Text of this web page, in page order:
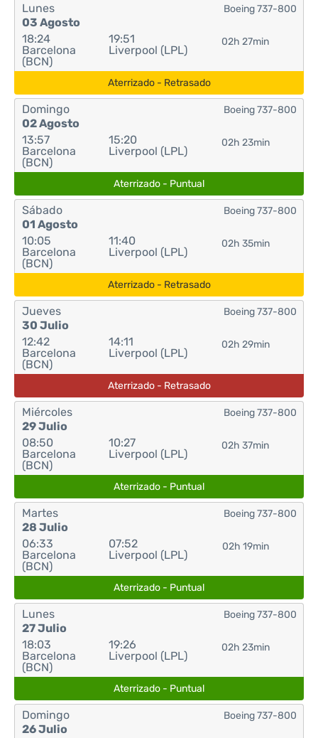
Lunes
03 Agosto
18:24
Barcelona
(BCN)
19:51
Liverpool (LPL)
02h 27min
Boeing 737-800
Aterrizado - Retrasado
Domingo
02 Agosto
13:57
Barcelona
(BCN)
15:20
Liverpool (LPL)
02h 23min
Boeing 737-800
Aterrizado - Puntual
Sábado
01 Agosto
10:05
Barcelona
(BCN)
11:40
Liverpool (LPL)
02h 35min
Boeing 737-800
Aterrizado - Retrasado
Jueves
30 Julio
12:42
Barcelona
(BCN)
14:11
Liverpool (LPL)
02h 29min
Boeing 737-800
Aterrizado - Retrasado
Miércoles
29 Julio
08:50
Barcelona
(BCN)
10:27
Liverpool (LPL)
02h 37min
Boeing 737-800
Aterrizado - Puntual
Martes
28 Julio
06:33
Barcelona
(BCN)
07:52
Liverpool (LPL)
02h 19min
Boeing 737-800
Aterrizado - Puntual
Lunes
27 Julio
18:03
Barcelona
(BCN)
19:26
Liverpool (LPL)
02h 23min
Boeing 737-800
Aterrizado - Puntual
Domingo
26 Julio
Boeing 737-800